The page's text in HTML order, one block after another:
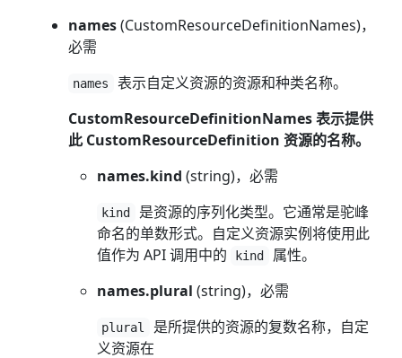
names(CustomResourceDefinitionNames)，
必需
names
表示自定义资源的资源和种类名称。
CustomResourceDefinitionNames 表示提供
此 CustomResourceDefinition 资源的名称。
names.kind (string)，必需
kind
是资源的序列化类型。它通常是驼峰
命名的单数形式。自定义资源实例将使用此
值作为 API 调用中的
kind
属性。
names.plural (string)，必需
plural
是所提供的资源的复数名称，自定
义资源在